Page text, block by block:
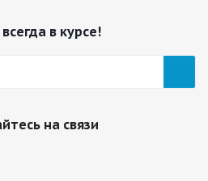
в курсе!
на связи